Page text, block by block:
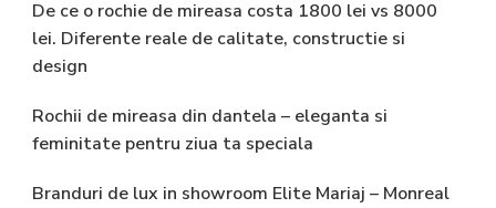
De ce o rochie de mireasa costa 1800 lei vs 8000
lei. Diferente reale de calitate, constructie si
design
Rochii de mireasa din dantela – eleganta si
feminitate pentru ziua ta speciala
Branduri de lux in showroom Elite Mariaj – Monreal